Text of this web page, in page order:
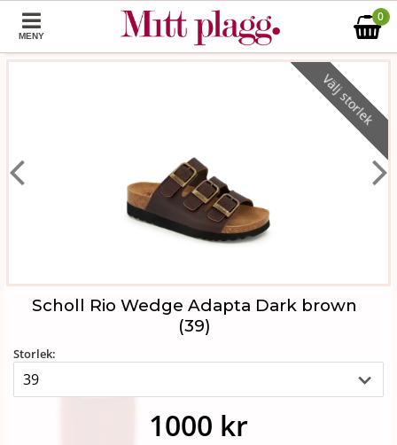
MENY
0
Välj storlek
Scholl Rio Wedge Adapta Dark brown
(39)
Storlek:
1000 kr